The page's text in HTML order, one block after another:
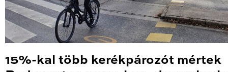
15%-kal több kerékpározót mértek